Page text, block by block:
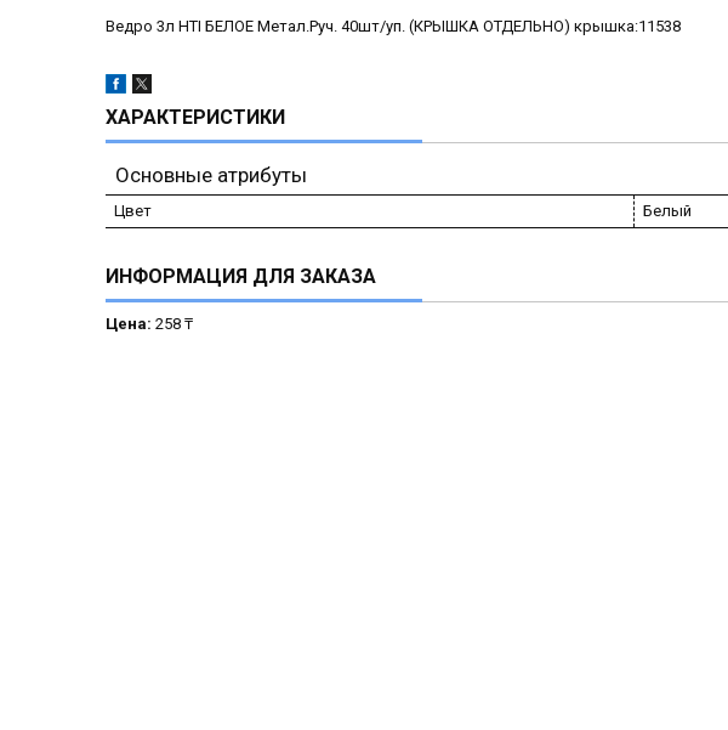
Ведро 3л HTI БЕЛОЕ Метал.Руч. 40шт/уп. (КРЫШКА ОТДЕЛЬНО) крышка:11538
ХАРАКТЕРИСТИКИ
Основные атрибуты
Цвет Белый
ИНФОРМАЦИЯ ДЛЯ ЗАКАЗА
Цена: 258 ₸